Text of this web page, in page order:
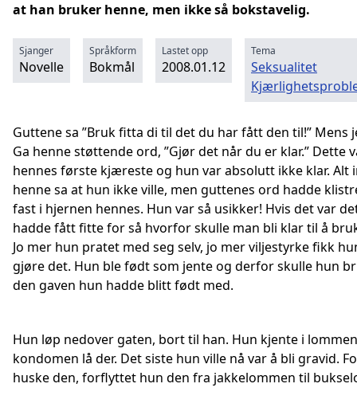
at han bruker henne, men ikke så bokstavelig.
Sjanger
Novelle
Språkform
Bokmål
Lastet opp
2008.01.12
Tema
Seksualitet
Guttene sa ”Bruk fitta di til det du har fått den til!” Mens
Ga henne støttende ord, ”Gjør det når du er klar.” Dette
hennes første kjæreste og hun var absolutt ikke klar. Alt
henne sa at hun ikke ville, men guttenes ord hadde
fast i hjernen hennes. Hun var så usikker! Hvis det var
hadde fått fitte for så hvorfor skulle man bli klar til å
Jo mer hun pratet med seg selv, jo mer viljestyrke fikk
gjøre det. Hun ble født som jente og derfor skulle hun
den gaven hun hadde blitt født med.
Hun løp nedover gaten, bort til han. Hun kjente i
kondomen lå der. Det siste hun ville nå var å bli gravid.
huske den, forflyttet hun den fra jakkelommen til